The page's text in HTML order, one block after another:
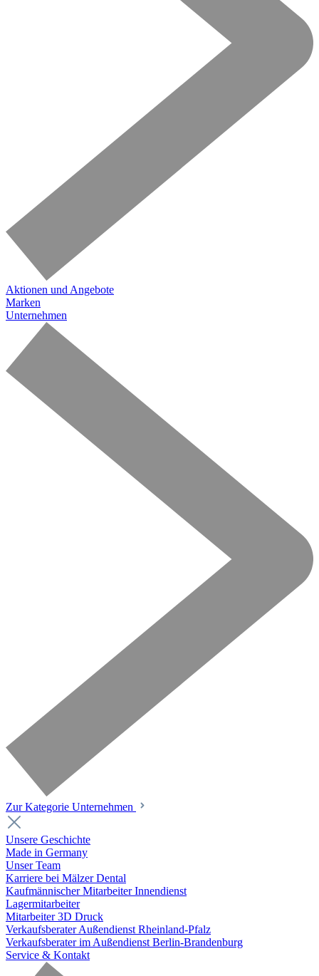
Aktionen und Angebote
Marken
Unternehmen
Zur Kategorie Unternehmen
Unsere Geschichte
Made in Germany
Unser Team
Karriere bei Mälzer Dental
Kaufmännischer Mitarbeiter Innendienst
Lagermitarbeiter
Mitarbeiter 3D Druck
Verkaufsberater Außendienst Rheinland-Pfalz
Verkaufsberater im Außendienst Berlin-Brandenburg
Service & Kontakt